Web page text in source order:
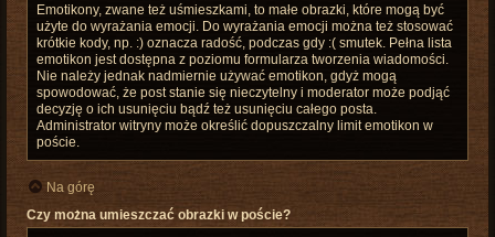
Emotikony, zwane też uśmieszkami, to małe obrazki, które mogą być
użyte do wyrażania emocji. Do wyrażania emocji można też stosować
krótkie kody, np. :) oznacza radość, podczas gdy :( smutek. Pełna lista
emotikon jest dostępna z poziomu formularza tworzenia wiadomości.
Nie należy jednak nadmiernie używać emotikon, gdyż mogą
spowodować, że post stanie się nieczytelny i moderator może podjąć
decyzję o ich usunięciu bądź też usunięciu całego posta.
Administrator witryny może określić dopuszczalny limit emotikon w
poście.
Na górę
Czy można umieszczać obrazki w poście?